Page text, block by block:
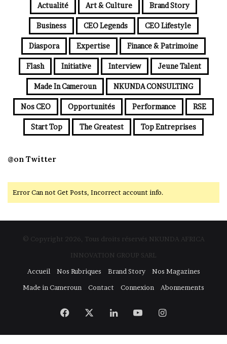
Actualité Art & Culture Brand Story
Business CEO Legends CEO Lifestyle
Diaspora Expertise Finance & Patrimoine
Flash Initiative Interview Jeune Talent
Made In Cameroun NKUNDA CONSULTING
Nos CEO Opportunités Performance RSE
Start Top The Greatest Top Entreprises
@on Twitter
Error Can not Get Posts, Incorrect account info.
© Copyright 2026, Tous droits réservés NKUNDA AFRICA
INNOVATION GROUP SARL
Accueil
Nos Rubriques Brand Story
Nos Magazines
Made in Cameroun
Contact Connexion Abonnements
Facebook LinkedinYouTubeInstagram